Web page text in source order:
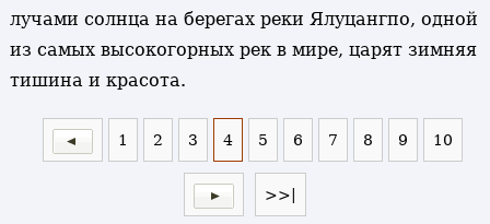
лучами солнца на берегах реки Ялуцангпо, одной
из самых высокогорных рек в мире, царят зимняя
тишина и красота.
1 2 3 4 5 6 7 8 9 10
>>|